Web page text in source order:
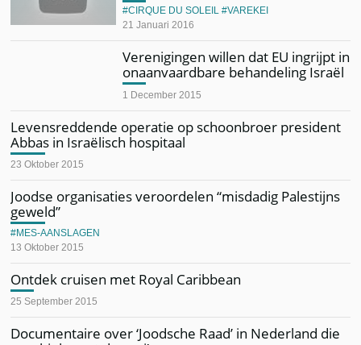
21 Januari 2016
CIRQUE DU SOLEIL VAREKEI
Verenigingen willen dat EU ingrijpt in
onaanvaardbare behandeling Israël
1 December 2015
Levensreddende operatie op schoonbroer president
Abbas in Israëlisch hospitaal
23 Oktober 2015
Joodse organisaties veroordelen “misdadig Palestijns
geweld”
13 Oktober 2015
MES-AANSLAGEN
Ontdek cruisen met Royal Caribbean
25 September 2015
Documentaire over ‘Joodsche Raad’ in Nederland die